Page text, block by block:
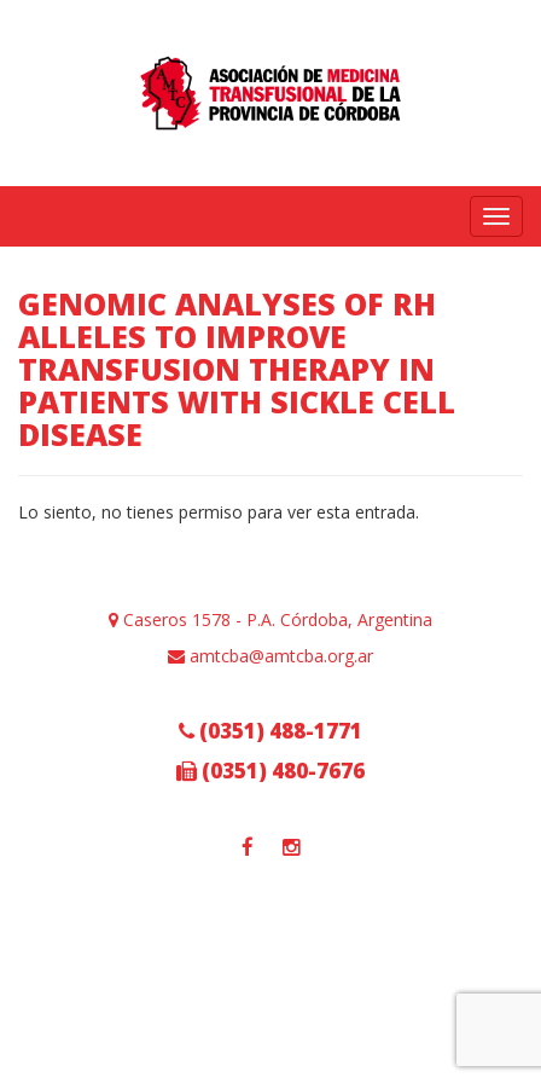
Menú
GENOMIC ANALYSES OF RH
ALLELES TO IMPROVE
TRANSFUSION THERAPY IN
PATIENTS WITH SICKLE CELL
DISEASE
Lo siento, no tienes permiso para ver esta entrada.
Caseros 1578 - P.A. Córdoba, Argentina
amtcba@amtcba.org.ar
(0351) 488-1771
(0351) 480-7676